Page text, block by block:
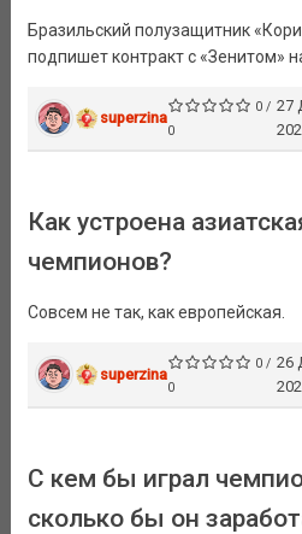
Бразильский полузащитник
подпишет контракт с «Зенитом»
superzina
0 /
0
27
Как устроена
чемпионов?
Совсем не так, как европейская.
superzina
0 /
0
26
С кем бы играл
сколько бы он